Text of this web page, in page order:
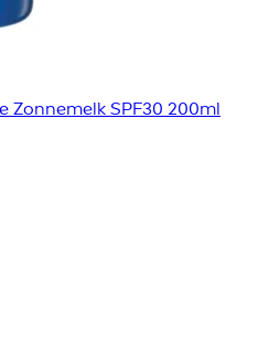
Zonnemelk SPF30 200ml